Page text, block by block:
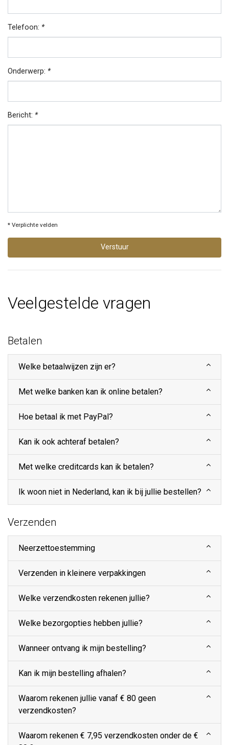
Telefoon: *
Onderwerp: *
Bericht: *
* Verplichte velden
Verstuur
Veelgestelde vragen
Betalen
Welke betaalwijzen zijn er?
Met welke banken kan ik online betalen?
Hoe betaal ik met PayPal?
Kan ik ook achteraf betalen?
Met welke creditcards kan ik betalen?
Ik woon niet in Nederland, kan ik bij jullie bestellen?
Verzenden
Neerzettoestemming
Verzenden in kleinere verpakkingen
Welke verzendkosten rekenen jullie?
Welke bezorgopties hebben jullie?
Wanneer ontvang ik mijn bestelling?
Kan ik mijn bestelling afhalen?
Waarom rekenen jullie vanaf € 80 geen
verzendkosten?
Waarom rekenen € 7,95 verzendkosten onder de €